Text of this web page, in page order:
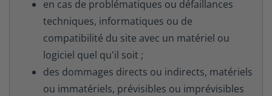
en cas de problématiques ou défaillances
techniques, informatiques ou de
compatibilité du site avec un matériel ou
logiciel quel qu'il soit ;
des dommages directs ou indirects, matériels
ou immatériels, prévisibles ou imprévisibles